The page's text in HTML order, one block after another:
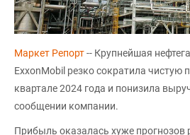
Маркет Репорт-- Крупнейшая
ExxonMobil резко сократила чистую
квартале 2024 года и понизила
сообщении компании.
Прибыль оказалась хуже прогнозов